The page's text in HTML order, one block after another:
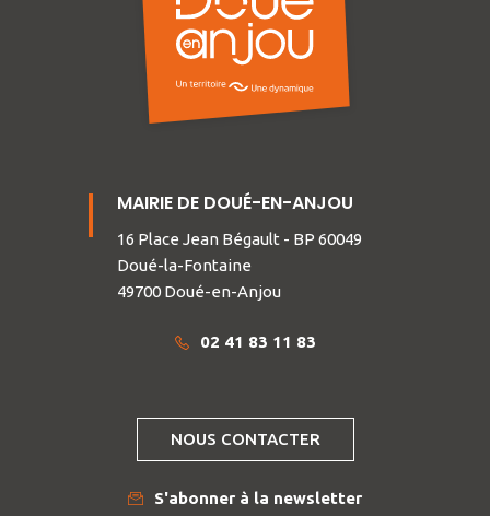
MAIRIE DE DOUÉ-EN-ANJOU
16 Place Jean Bégault - BP 60049
Doué-la-Fontaine
49700 Doué-en-Anjou
02 41 83 11 83
NOUS CONTACTER
S'abonner à la newsletter